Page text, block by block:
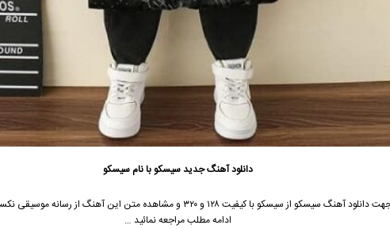
دانلود آهنگ جدیدسیسکو با نام سیسکو
جهت دانلود آهنگ سیسکو از سیسکو با کیفیت ۱۲۸ و ۳۲۰ و مشاهده متن این آهنگ از رسانه
ادامه مطلب مراجعه نمائید …